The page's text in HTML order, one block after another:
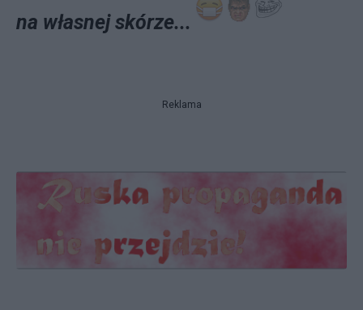
na własnej skórze...
Reklama